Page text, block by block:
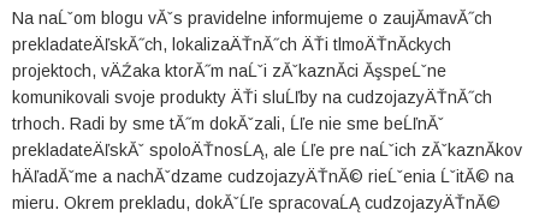
Na naĹˇom blogu vĂˇs pravidelne informujeme o zaujĂ­mavĂ˝ch
prekladateÄľskĂ˝ch, lokalizaÄŤnĂ˝ch ÄŤi tlmoÄŤnĂ­ckych
projektoch, vÄŹaka ktorĂ˝m naĹˇi zĂˇkaznĂ­ci ĂşspeĹˇne
komunikovali svoje produkty ÄŤi sluĹľby na cudzojazyÄŤnĂ˝ch
trhoch. Radi by sme tĂ˝m dokĂˇzali, Ĺľe nie sme beĹľnĂˇ
prekladateÄľskĂˇ spoloÄŤnosĹĄ, ale Ĺľe pre naĹˇich zĂˇkaznĂ­kov
hÄľadĂˇme a nachĂˇdzame cudzojazyÄŤnĂ© rieĹˇenia ĹˇitĂ© na
mieru. Okrem prekladu, dokĂˇĹľe spracovaĹĄ cudzojazyÄŤnĂ©